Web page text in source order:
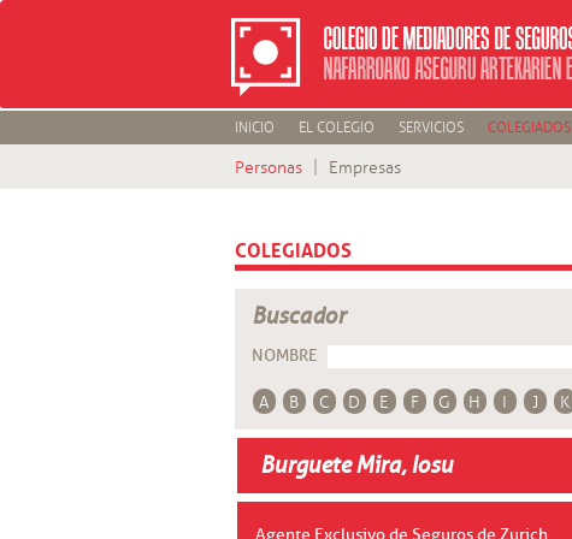
INICIO EL COLEGIO SERVICIOS COLEGIADOS
Personas Empresas
COLEGIADOS
Buscador
NOMBRE
A B C D E F G H I J K
Burguete Mira, Iosu
Agente Exclusivo de Seguros de Zurich